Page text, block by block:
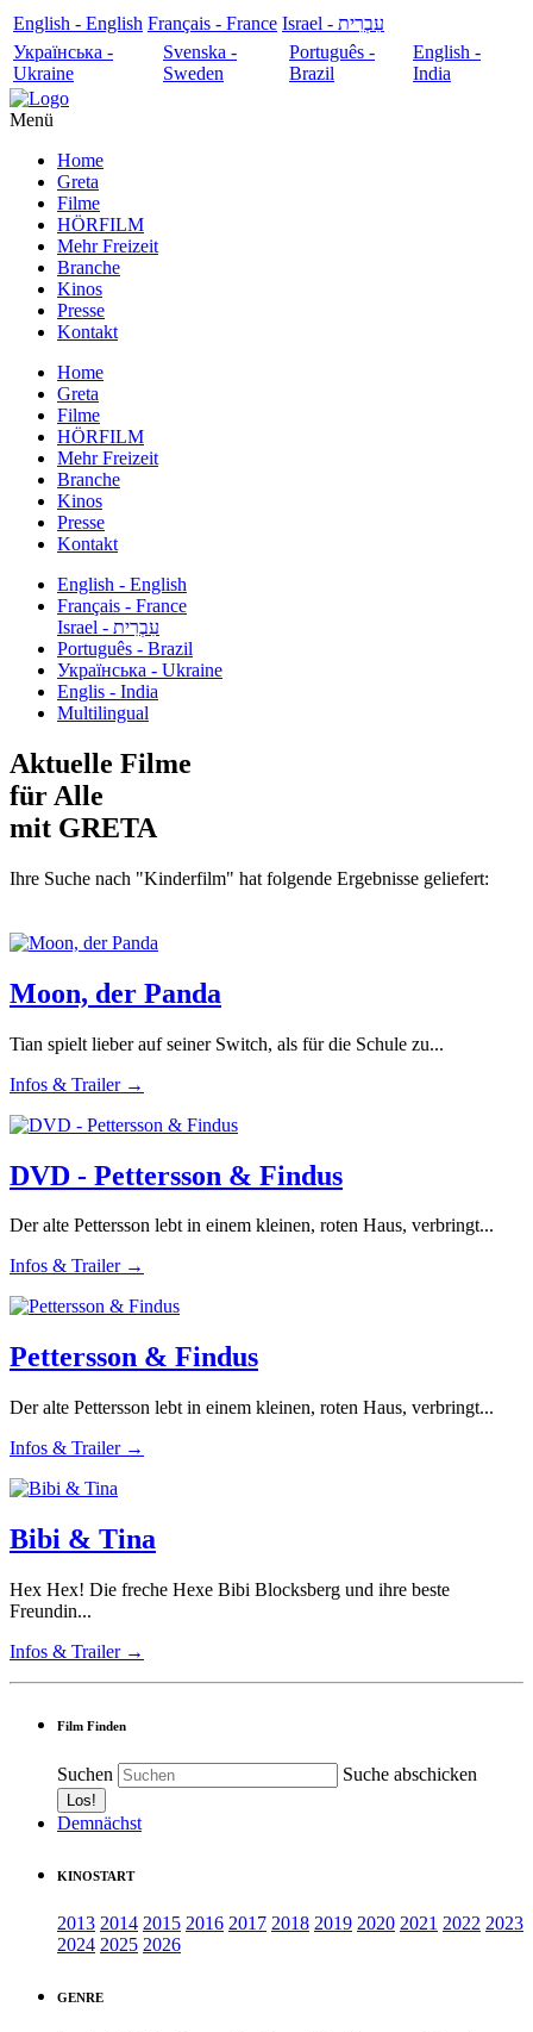
English - English Français - France
עִבְרִית - Israel
Українська -
Ukraine
Svenska -
Sweden
Português -
Brazil
English -
India
Menü
Home
Greta
Filme
HÖRFILM
Mehr Freizeit
Branche
Kinos
Presse
Kontakt
Home
Greta
Filme
HÖRFILM
Mehr Freizeit
Branche
Kinos
Presse
Kontakt
English - English
Français - France
עִבְרִית - Israel
Português - Brazil
Українська - Ukraine
Englis - India
Multilingual
Aktuelle Filme
für Alle
mit GRETA
Ihre Suche nach "Kinderfilm" hat folgende Ergebnisse geliefert:
Moon, der Panda
Tian spielt lieber auf seiner Switch, als für die Schule zu...
Infos & Trailer →
DVD - Pettersson & Findus
Der alte Pettersson lebt in einem kleinen, roten Haus, verbringt...
Infos & Trailer →
Pettersson & Findus
Der alte Pettersson lebt in einem kleinen, roten Haus, verbringt...
Infos & Trailer →
Bibi & Tina
Hex Hex! Die freche Hexe Bibi Blocksberg und ihre beste
Freundin...
Infos & Trailer →
Film Finden
Suchen Suche abschicken
Demnächst
KINOSTART
2013 2014 2015 2016 2017 2018 2019 2020 2021 2022 2023
2024 2025 2026
GENRE